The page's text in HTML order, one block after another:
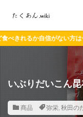
がない方はぜひご覧くださ
いぶりだいこん
商品 弥栄, 秋田の